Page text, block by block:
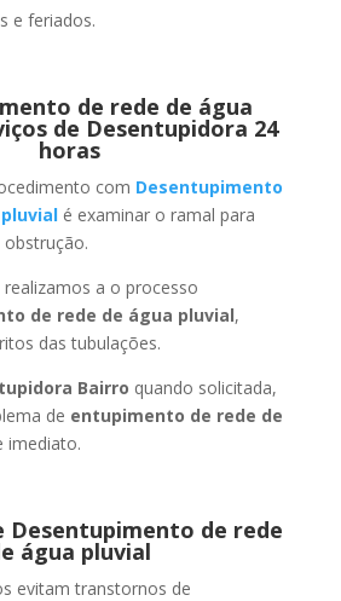
e feriados.
de rede de água
de Desentupidora 24
horas
com Desentupimento
é examinar o ramal para
a o processo
de rede de água pluvial,
das tubulações.
Bairro quando solicitada,
de entupimento de rede de
imediato.
Desentupimento de rede
água pluvial
evitam transtornos de